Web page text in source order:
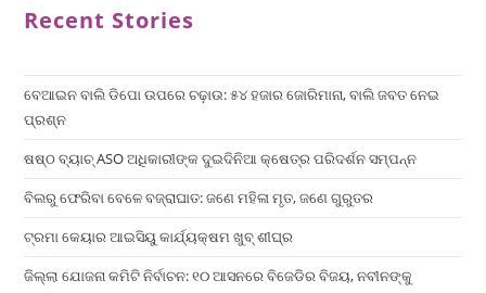
Recent Stories
ବେଆଇନ ବାଲି ଡିପୋ ଉପରେ ଚଢ଼ାଉ: ୫୪ ହଜାର ଜୋରିମାନା, ବାଲି ଜବତ ନେଇ
ପ୍ରଶ୍ନ
ଷଷ୍ଠ ବ୍ୟାଚ୍‌ ASO ଅଧିକାରୀଙ୍କ ଦୁଇଦିନିଆ କ୍ଷେତ୍ର ପରିଦର୍ଶନ ସମ୍ପନ୍ନ
ବିଲରୁ ଫେରିବା ବେଳେ ବଜ୍ରାଘାତ: ଜଣେ ମହିଳା ମୃତ, ଜଣେ ଗୁରୁତର
ଟ୍ରମା କେୟାର ଆଇସିୟୁ କାର୍ଯ୍ୟକ୍ଷମ ଖୁବ୍ ଶୀଘ୍ର
ଜିଲ୍ଲା ଯୋଜନା କମିଟି ନିର୍ବାଚନ: ୧୦ ଆସନରେ ବିଜେଡିର ବିଜୟ, ନବୀନଙ୍କୁ